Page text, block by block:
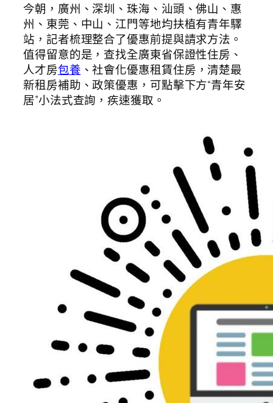
今朝，廣州、深圳、珠海、汕頭、佛山、惠
州、東莞、中山、江門等地均扶植有青年驛
站，記者梳理整合了優惠前提與請求方法。
值得留意的是，查找全廣東省保證性住房、
人才房包養 、社會化優惠租賃住房，清楚最
新租房補助、政策優惠，可點擊下方“青年安
居”小法式查詢，疾速獲取。